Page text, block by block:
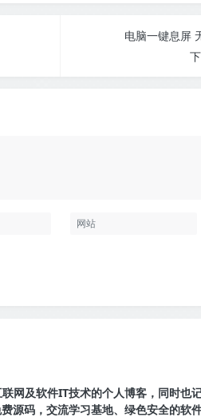
电脑一键息屏
网及软件IT技术的个人博客，同时也
源码，交流学习基地、绿色安全的软